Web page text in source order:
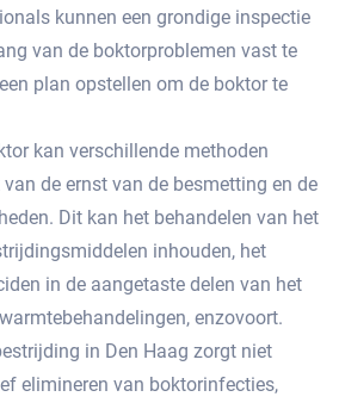
kunnen een grondige inspectie
van de boktorproblemen vast te
plan opstellen om de boktor te
kan verschillende methoden
de ernst van de besmetting en de
Dit kan het behandelen van het
inhouden, het
in de aangetaste delen van het
enzovoort.​
in Den Haag zorgt niet
elimineren van boktorinfecties,